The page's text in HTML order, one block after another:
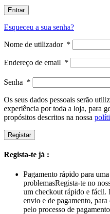
Entrar
Esqueceu a sua senha?
Nome de utilizador *
Endereço de email *
Senha *
Os seus dados pessoais serão
experiência por toda a loja, para
propósitos descritos na nossa
Registar
Regista-te já :
Pagamento rápido para
problemasRegista-te no
um checkout rápido e fácil.
envio e de pagamento, para
pelo processo de